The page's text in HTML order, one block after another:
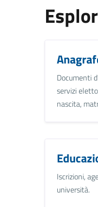
Documenti
servizi
nascita,
Iscrizioni,
università.